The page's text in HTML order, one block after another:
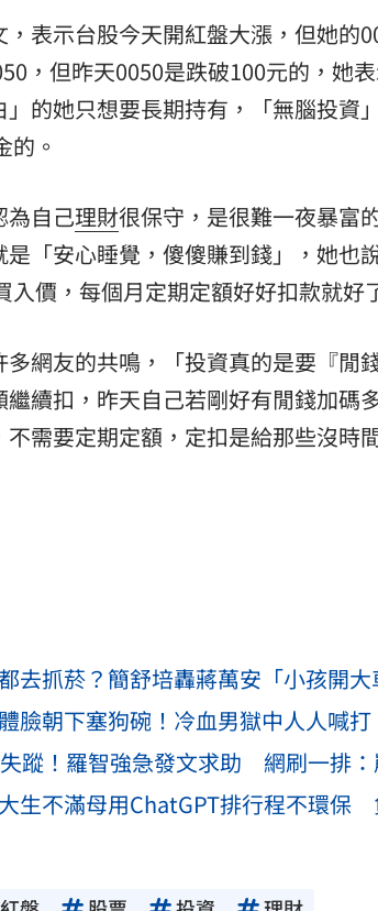
表示台股今天開紅盤大漲，但她的
，但昨天0050是跌破100元的，她
」的她只想要長期持有，「無腦投資
的。
為自己理財很保守，是很難一夜暴富
「安心睡覺，傻傻賺到錢」，她也
入價，每個月定期定額好好扣款就好
網友的共鳴，「投資真的是要『閒
繼續扣，昨天自己若剛好有閒錢加
需要定期定額，定扣是給那些沒時
去抓菸？簡舒培轟蔣萬安「小孩開
臉朝下塞狗碗！冷血男獄中人人喊
蹤！羅智強急發文求助 網刷一排
生不滿母用ChatGPT排行程不環保